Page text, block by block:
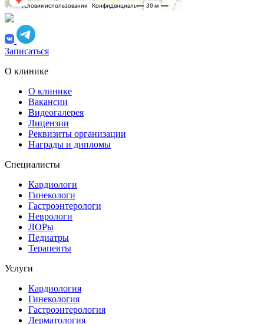
Записаться
О клинике
О клинике
Вакансии
Видеогалерея
Лицензии
Реквизиты организации
Награды и дипломы
Специалисты
Кардиологи
Гинекологи
Гастроэнтерологи
Неврологи
ЛОРы
Педиатры
Терапевты
Услуги
Кардиология
Гинекология
Гастроэнтерология
Дерматология